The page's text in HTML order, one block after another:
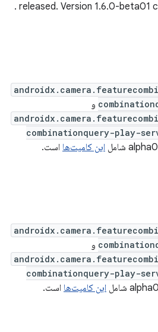
released. Version 1.6.0-beta01
.
و
combinationquery-play-
این کامیت‌ها است.
و
combinationquery-play-
این کامیت‌ها است.